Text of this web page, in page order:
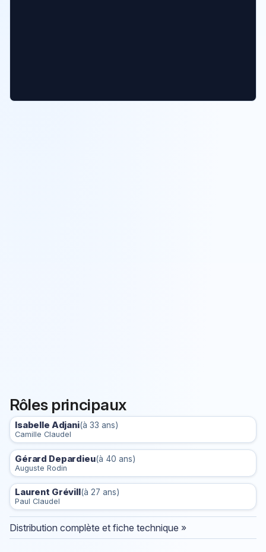
Rôles principaux
Isabelle Adjani(à 33 ans)
Camille Claudel
Gérard Depardieu(à 40 ans)
Auguste Rodin
Laurent Grévill(à 27 ans)
Paul Claudel
Distribution complète et fiche technique »